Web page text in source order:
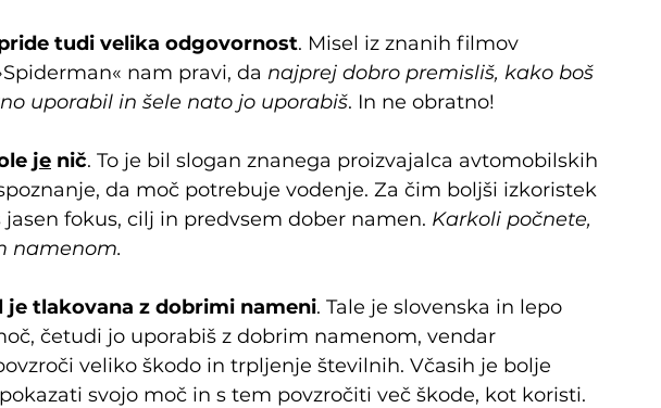
tudi velika odgovornost. Misel iz znanih filmov
nam pravi, da najprej dobro premisliš, kako boš
uporabil in šele nato jo uporabiš. In ne obratno!
je nič. To je bil slogan znanega proizvajalca avtomobilskih
da moč potrebuje vodenje. Za čim boljši izkoristek
fokus, cilj in predvsem dober namen. Karkoli počnete,
namenom.
je tlakovana z dobrimi nameni. Tale je slovenska in lepo
četudi jo uporabiš z dobrim namenom, vendar
veliko škodo in trpljenje številnih. Včasih je bolje
svojo moč in s tem povzročiti več škode, kot koristi.